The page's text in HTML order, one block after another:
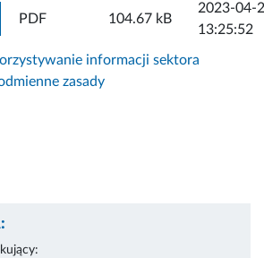
ZAŁĄCZNIK
PDF 104.67 kB
2023-04-
13:25:52
informacji sektora
zasady